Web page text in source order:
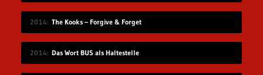
2014 The Kooks – Forgive & Forget
2014 Das Wort BUS als Haltestelle